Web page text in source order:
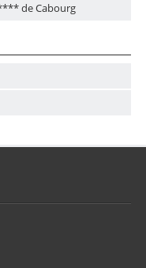
de Cabourg